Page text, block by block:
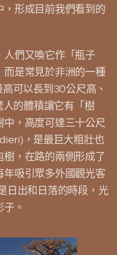
形成目前我們看到的
人們又喚它作「瓶子
是常見於非洲的一種
可以長到30公尺高、
人的體積讓它有「樹
，高度可達三十公尺
，是最巨大粗壯也
，在路的兩側形成了
吸引眾多外國觀光客
日出和日落的時段，光
。